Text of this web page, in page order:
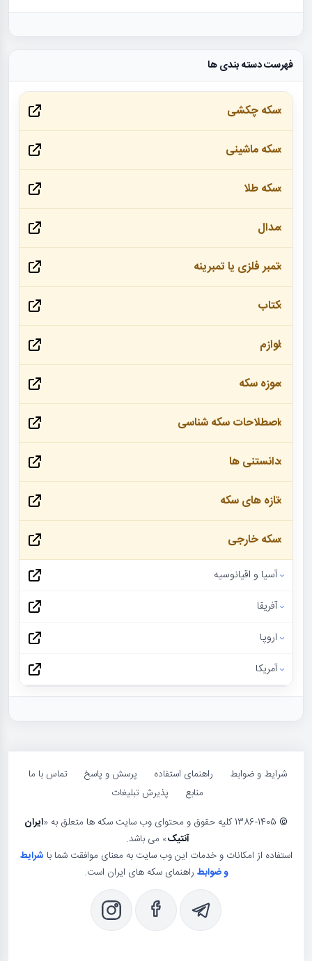
فهرست دسته بندی ها
سکه چکشی
سکه ماشینی
سکه طلا
مدال
تمبر فلزی یا تمبرینه
کتاب
لوازم
موزه سکه
اصطلاحات سکه شناسی
دانستنی ها
تازه های سکه
سکه خارجی
آسیا و اقیانوسیه
آفریقا
اروپا
آمریکا
شرایط و ضوابط راهنمای استفاده پرسش و پاسخ
تماس با ما
منابع
پذیرش تبلیغات
©
ایران
آنتیک» می باشد.
استفاده از امکانات و خدمات این وب سایت به معنای موافقت شما با شرایط
و ضوابط راهنمای سکه های ایران است.